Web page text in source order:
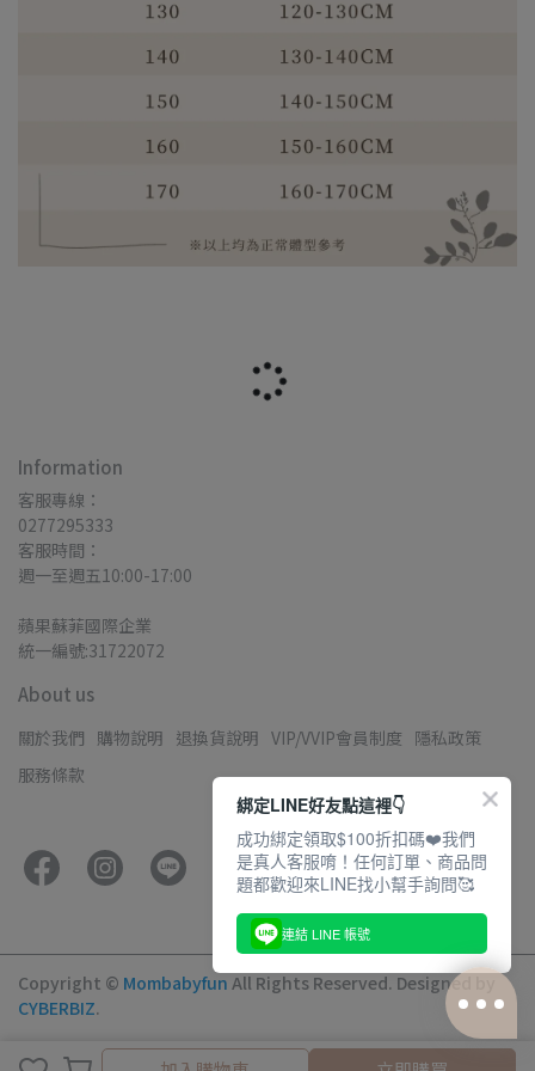
取消 完成
Information
客服專線：
0277295333
客服時間：
週一至週五10:00-17:00
蘋果蘇菲國際企業
統一編號:31722072
About us
關於我們 購物說明 退換貨說明 VIP/VVIP會員制度 隱私政策
服務條款
Copyright © Mombabyfun All Rights Reserved. Designed by
CYBERBIZ.
綁定LINE好友點這裡👇
成功綁定領取$100折扣碼❤️我們
是真人客服唷！任何訂單、商品問
題都歡迎來LINE找小幫手詢問🥰
連結 LINE 帳號